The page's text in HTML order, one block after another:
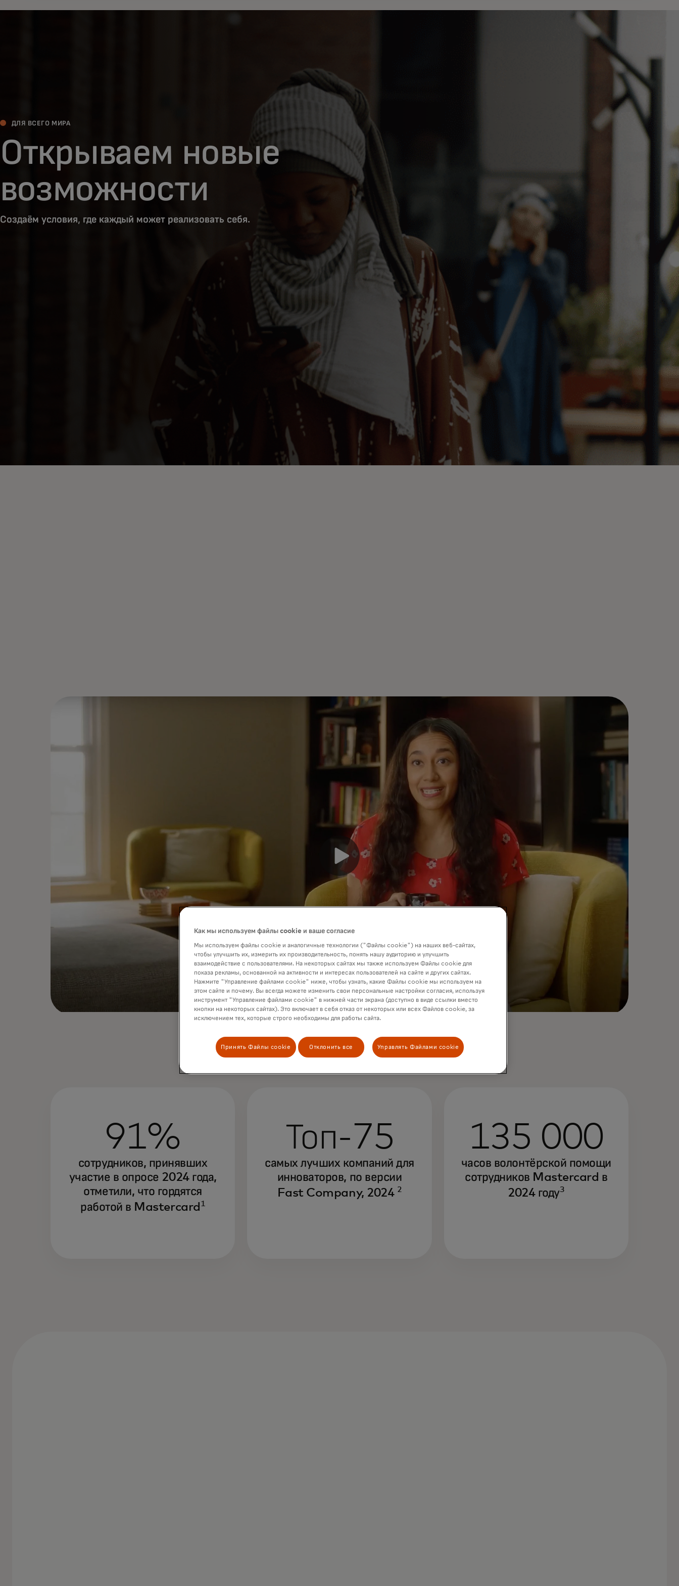
ДЛЯ ВСЕГО МИРА
Открываем новые
возможности
Создаём условия, где каждый может реализовать себя.
Мы создаем рабочую среду, в
которой каждый может расти,
добиваться большего и приносить
реальную пользу людям и
сообществам.
91%
сотрудников, принявших
участие в опросе 2024 года,
отметили, что гордятся
работой в Mastercard 1
Топ-75
самых лучших компаний для
инноваторов, по версии
Fast Company, 2024 2
135 000
часов волонтёрской помощи
сотрудников Mastercard в
2024 году3
Как мы используем файлы cookie и ваше согласие
Мы используем файлы cookie и аналогичные технологии ("Файлы cookie") на наших веб-сайтах,
чтобы улучшить их, измерить их производительность, понять нашу аудиторию и улучшить
взаимодействие с пользователями. На некоторых сайтах мы также используем Файлы cookie для
показа рекламы, основанной на активности и интересах пользователей на сайте и других сайтах.
Нажмите "Управление файлами cookie" ниже, чтобы узнать, какие Файлы cookie мы используем на
этом сайте и почему. Вы всегда можете изменить свои персональные настройки согласия, используя
инструмент "Управление файлами cookie" в нижней части экрана (доступно в виде ссылки вместо
кнопки на некоторых сайтах). Это включает в себя отказ от некоторых или всех Файлов cookie, за
исключением тех, которые строго необходимы для работы сайта.
Принять Файлы cookie Отклонить все Управлять Файлами cookie